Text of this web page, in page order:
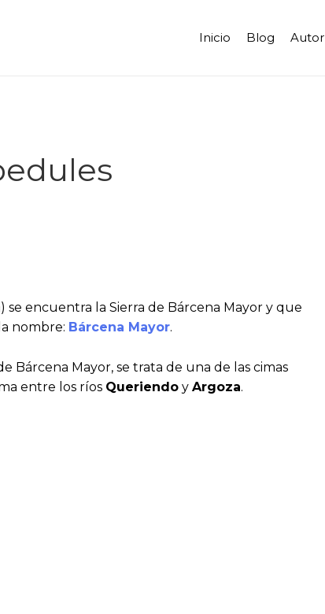
Inicio Blog Autor
se encuentra la Sierra de Bárcena Mayor y que
nombre: Bárcena Mayor.
Bárcena Mayor, se trata de una de las cimas
entre los ríos Queriendo y Argoza.